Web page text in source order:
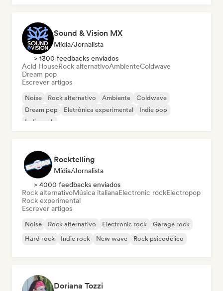
Sound & Vision MX
Mídia/Jornalista
> 1300 feedbacks enviados
Acid HouseRock alternativoAmbienteColdwave
Dream pop
Escrever artigos
Noise Rock alternativo Ambiente
Coldwave
Dream pop
Eletrônica experimental
Indie pop
Indie rock
Rocktelling
Mídia/Jornalista
> 4000 feedbacks enviados
Rock alternativoMúsica italianaElectronic rockElectropop
Rock experimental
Escrever artigos
Noise Rock alternativo Electronic rock
Garage rock
Hard rock
Indie rock New wave Rock psicodélico
Doriana Tozzi